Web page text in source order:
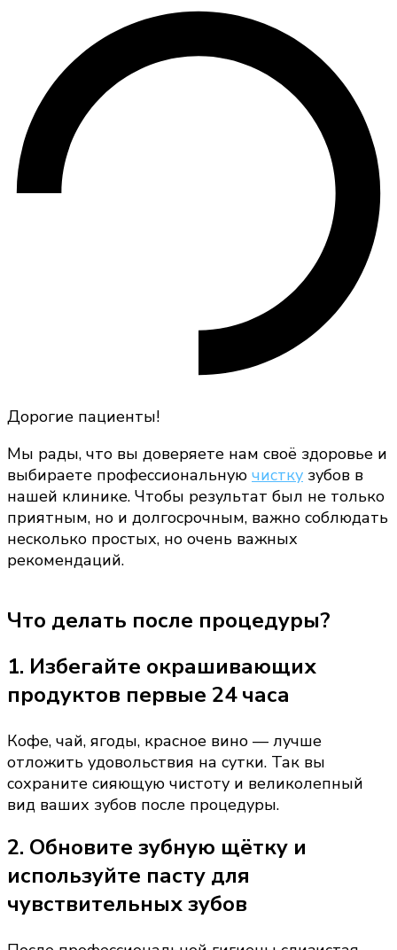
Дорогие пациенты!
Мы рады, что вы доверяете нам своё здоровье и
выбираете профессиональную чистку зубов в
нашей клинике. Чтобы результат был не только
приятным, но и долгосрочным, важно соблюдать
несколько простых, но очень важных
рекомендаций.
Что делать после процедуры?
1. Избегайте окрашивающих
продуктов первые 24 часа
Кофе, чай, ягоды, красное вино — лучше
отложить удовольствия на сутки. Так вы
сохраните сияющую чистоту и великолепный
вид ваших зубов после процедуры.
2. Обновите зубную щётку и
используйте пасту для
чувствительных зубов